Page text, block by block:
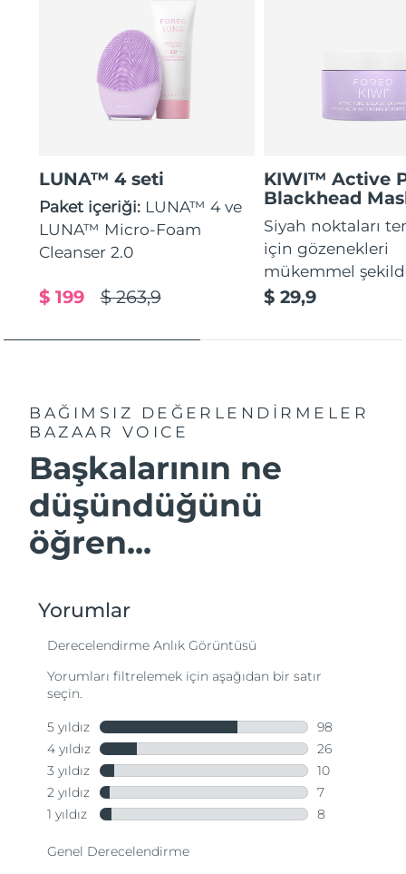
LUNA™ 4 seti
Paket içeriği: LUNA™ 4 ve
LUNA™ Micro-Foam
Cleanser 2.0
$ 263,9
$ 199
KIWI™ Active
Blackhead
Siyah noktaları
için gözenekleri
mükemmel
$ 29,9
BAĞIMSIZ DEĞERLENDİRMELER
BAZAAR VOICE
Başkalarının ne
düşündüğünü
öğren...